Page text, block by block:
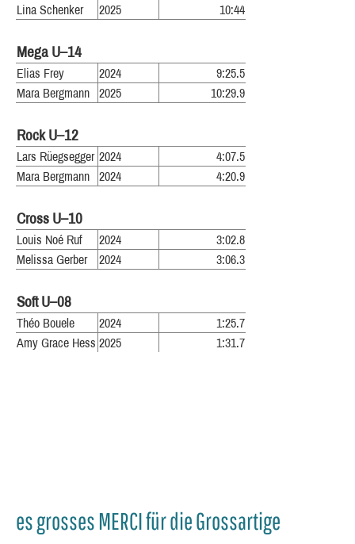
Lina Schenker
2025 10:44
Mega U–14
Elias Frey 2024
9:25.5
Mara Bergmann 2025 10:29.9
Rock U–12
Lars Rüegsegger 2024
4:07.5
Mara Bergmann 2024 4:20.9
Cross U–10
Louis Noé Ruf 2024
3:02.8
Melissa Gerber
2024 3:06.3
Soft U–08
Théo Bouele 2024
1:25.7
Amy Grace Hess 2025 1:31.7
es grosses MERCI für die Grossartige